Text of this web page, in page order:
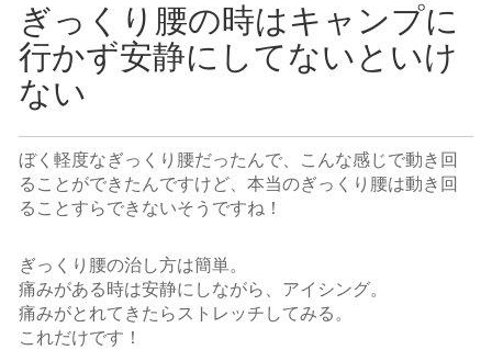
ぎっくり腰の時はキャンプに
行かず安静にしてないといけ
ない
ぼく軽度なぎっくり腰だったんで、こんな感じで動き回
ることができたんですけど、本当のぎっくり腰は動き回
ることすらできないそうですね！
ぎっくり腰の治し方は簡単。
痛みがある時は安静にしながら、アイシング。
痛みがとれてきたらストレッチしてみる。
これだけです！